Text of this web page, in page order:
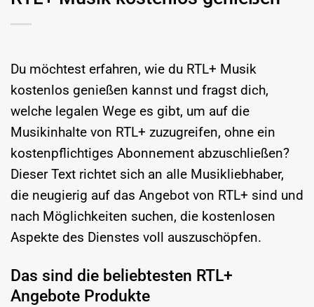
Du möchtest erfahren, wie du RTL+ Musik
kostenlos genießen kannst und fragst dich,
welche legalen Wege es gibt, um auf die
Musikinhalte von RTL+ zuzugreifen, ohne ein
kostenpflichtiges Abonnement abzuschließen?
Dieser Text richtet sich an alle Musikliebhaber,
die neugierig auf das Angebot von RTL+ sind und
nach Möglichkeiten suchen, die kostenlosen
Aspekte des Dienstes voll auszuschöpfen.
Das sind die beliebtesten RTL+
Angebote Produkte